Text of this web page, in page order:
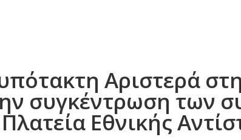
Αριστερά
συγκέντρωση των
Εθνικής